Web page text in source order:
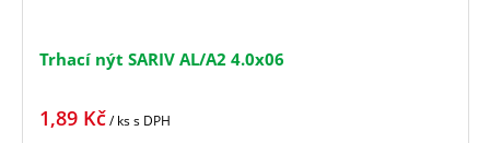
Trhací nýt SARIV AL/A2 4.0x06
1,89 Kč/ kss DPH